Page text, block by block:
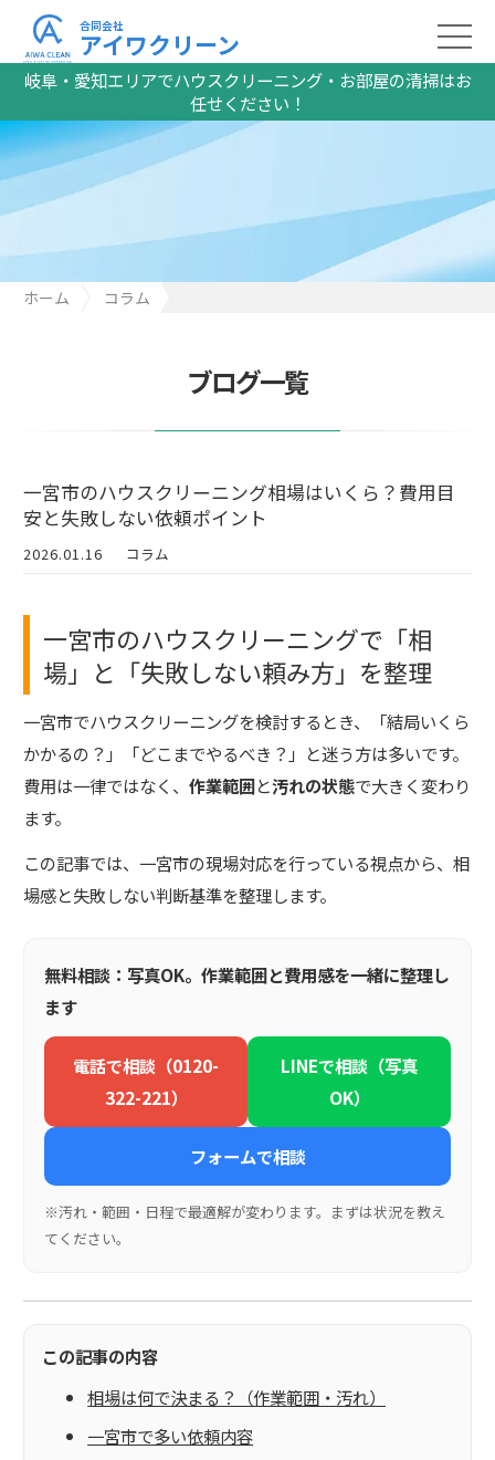
岐阜・愛知エリアでハウスクリーニング・お部屋の清掃はお
任せください！
合同会社
アイワクリーン
ホーム
コラム
ブログ一覧
一宮市のハウスクリーニング相場はいくら？費用目
安と失敗しない依頼ポイント
2026.01.16 コラム
一宮市のハウスクリーニングで「相
場」と「失敗しない頼み方」を整理
一宮市でハウスクリーニングを検討するとき、「結局いくら
かかるの？」「どこまでやるべき？」と迷う方は多いです。
費用は一律ではなく、 作業範囲と汚れの状態で大きく変わり
ます。
この記事では、一宮市の現場対応を行っている視点から、相
場感と失敗しない判断基準を整理します。
無料相談：写真OK。作業範囲と費用感を一緒に整理し
ます
電話で相談（0120-
322-221）
LINEで相談（写真
OK）
フォームで相談
※汚れ・範囲・日程で最適解が変わります。まずは状況を教え
てください。
この記事の内容
相場は何で決まる？（作業範囲・汚れ）
一宮市で多い依頼内容